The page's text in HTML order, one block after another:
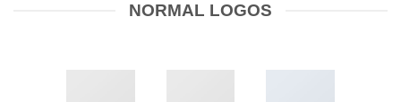
NORMAL LOGOS